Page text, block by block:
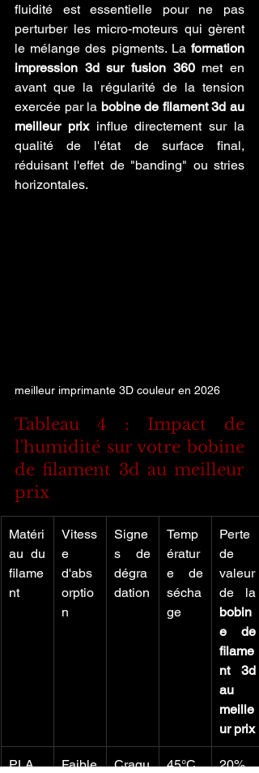
fluidité est essentielle pour ne pas
perturber les micro-moteurs qui gèrent
le mélange des pigments. La formation
impression 3d sur fusion 360 met en
avant que la régularité de la tension
exercée par la bobine de filament 3d au
meilleur prix influe directement sur la
qualité de l'état de surface final,
réduisant l'effet de "banding" ou stries
horizontales.
meilleur imprimante 3D couleur en 2026
Tableau 4 : Impact de
l'humidité sur votre bobine
de filament 3d au meilleur
prix
Matéri
au du
filame
nt
Vitess
e
d'abs
orptio
n
Signe
s de
dégra
dation
Temp
ératur
e de
sécha
ge
Perte
de
valeur
bobin
e de
filame
nt 3d
au
meille
ur prix
PLA Faible
Craqu
45°C 20%